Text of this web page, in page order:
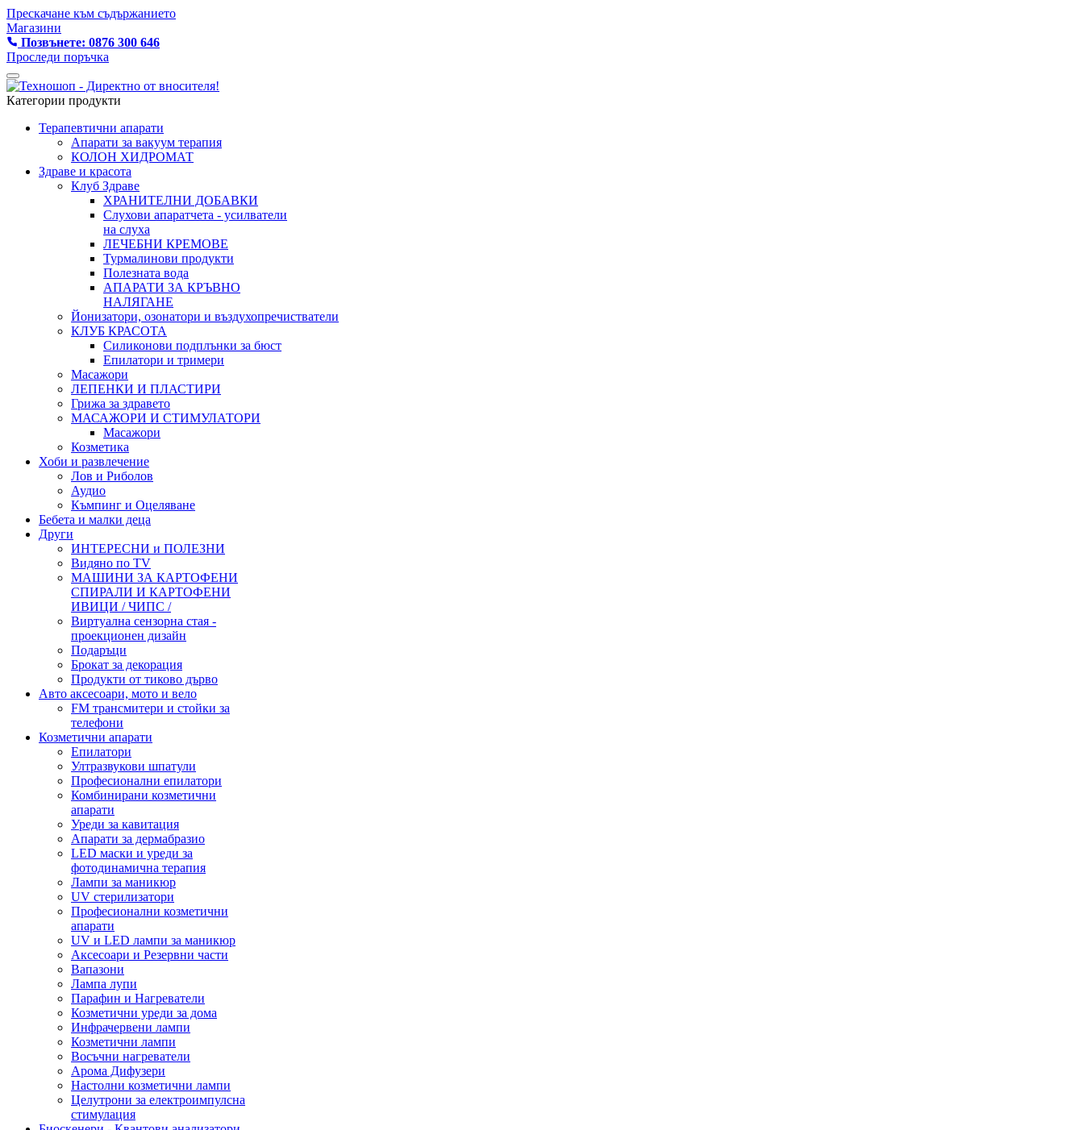
Прескачане към съдържанието
Магазини
Позвънете: 0876 300 646
Проследи поръчка
Категории продукти
Терапевтични апарати
Апарати за вакуум терапия
КОЛОН ХИДРОМАТ
Здраве и красота
Клуб Здраве
ХРАНИТЕЛНИ ДОБАВКИ
Слухови апаратчета - усилватели
на слуха
ЛЕЧЕБНИ КРЕМОВЕ
Турмалинови продукти
Полезната вода
АПАРАТИ ЗА КРЪВНО
НАЛЯГАНЕ
Йонизатори, озонатори и въздухопречистватели
КЛУБ КРАСОТА
Силиконови подплънки за бюст
Епилатори и тримери
Масажори
ЛЕПЕНКИ И ПЛАСТИРИ
Грижа за здравето
МАСАЖОРИ И СТИМУЛАТОРИ
Масажори
Козметика
Хоби и развлечение
Лов и Риболов
Аудио
Къмпинг и Оцеляване
Бебета и малки деца
Други
ИНТЕРЕСНИ и ПОЛЕЗНИ
Видяно по TV
МАШИНИ ЗА КАРТОФЕНИ
СПИРАЛИ И КАРТОФЕНИ
ИВИЦИ / ЧИПС /
Виртуална сензорна стая -
проекционен дизайн
Подаръци
Брокат за декорация
Продукти от тиково дърво
Авто аксесоари, мото и вело
FM трансмитери и стойки за
телефони
Козметични апарати
Епилатори
Ултразвукови шпатули
Професионални епилатори
Комбинирани козметични
апарати
Уреди за кавитация
Апарати за дермабразио
LED маски и уреди за
фотодинамична терапия
Лампи за маникюр
UV стерилизатори
Професионални козметични
апарати
UV и LED лампи за маникюр
Аксесоари и Резервни части
Вапазони
Лампа лупи
Парафин и Нагреватели
Козметични уреди за дома
Инфрачервени лампи
Козметични лампи
Восъчни нагреватели
Арома Дифузери
Настолни козметични лампи
Целутрони за електроимпулсна
стимулация